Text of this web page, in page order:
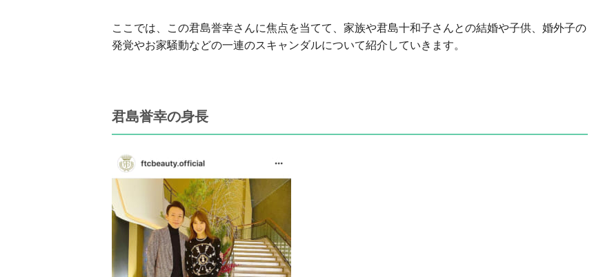
ここでは、この君島誉幸さんに焦点を当てて、家族や君島十和子さんとの結婚や子供、婚外子の
発覚やお家騒動などの一連のスキャンダルについて紹介していきます。
君島誉幸の身長